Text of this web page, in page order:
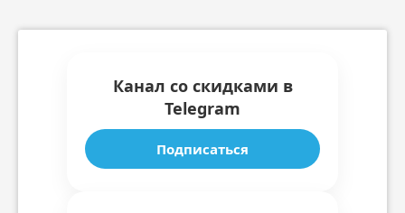
Канал со скидками в
Telegram
Подписаться